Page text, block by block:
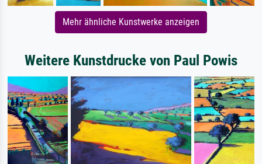
Mehr ähnliche Kunstwerke anzeigen
Weitere Kunstdrucke von Paul Powis